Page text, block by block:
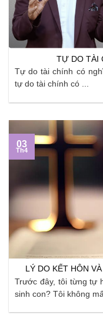
TỰ DO TÀI
Tự do tài chính có
tự do tài chính có ...
LÝ DO KẾT HÔN
Trước đây, tôi từng tự
sinh con? Tôi không
03
Th4